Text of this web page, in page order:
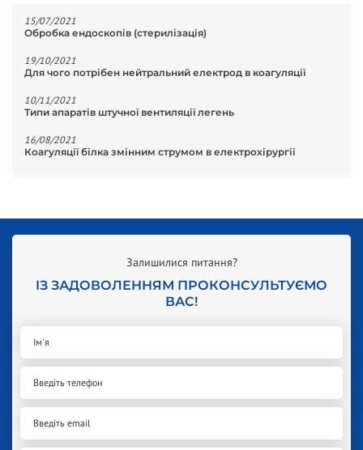
15/07/2021
Обробка ендоскопів (стерилізація)
19/10/2021
Для чого потрібен нейтральний електрод в коагуляції
10/11/2021
Типи апаратів штучної вентиляції легень
16/08/2021
Коагуляції білка змінним струмом в електрохірургії
Залишилися питання?
ІЗ ЗАДОВОЛЕННЯМ ПРОКОНСУЛЬТУЄМО
ВАС!